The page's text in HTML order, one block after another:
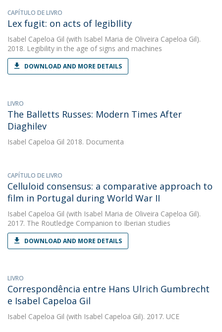
CAPÍTULO DE LIVRO
Lex fugit: on acts of legibIlity
Isabel Capeloa Gil (with Isabel Maria de Oliveira Capeloa Gil).
2018. Legibility in the age of signs and machines
DOWNLOAD AND MORE DETAILS
LIVRO
The Balletts Russes: Modern Times After
Diaghilev
Isabel Capeloa Gil 2018. Documenta
CAPÍTULO DE LIVRO
Celluloid consensus: a comparative approach to
film in Portugal during World War II
Isabel Capeloa Gil (with Isabel Maria de Oliveira Capeloa Gil).
2017. The Routledge Companion to Iberian studies
DOWNLOAD AND MORE DETAILS
LIVRO
Correspondência entre Hans Ulrich Gumbrecht
e Isabel Capeloa Gil
Isabel Capeloa Gil (with Isabel Capeloa Gil). 2017. UCE